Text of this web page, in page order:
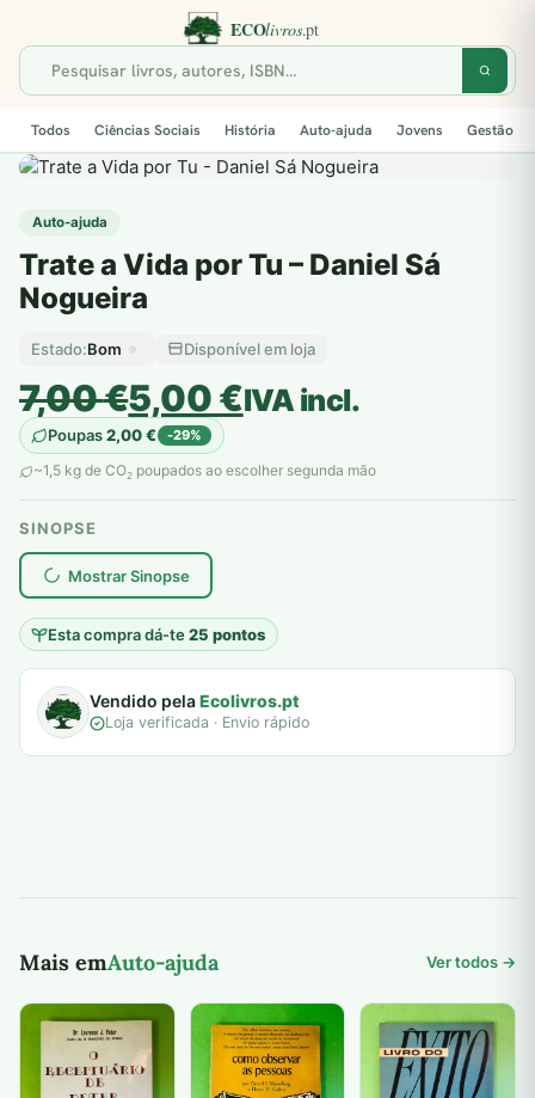
Todos Ciências Sociais História Auto-ajuda Jovens Gestão
Auto-ajuda
Trate a Vida por Tu – Daniel Sá
Nogueira
Estado:Bom Disponível em loja
7,00€
O
preço
original
era:
7,00 €.
5,00€
O
preço
atual
é:
5,00 €.
IVA incl.
Poupas2,00€ -29%
~1,5 kg de CO2 poupados ao escolher segunda mão
SINOPSE
Mostrar Sinopse
Esta compra dá-te25 pontos
plantar árvores reais
Vendido pelaEcolivros.pt
Loja verificada · Envio rápido
Mais emAuto-ajuda Ver todos →